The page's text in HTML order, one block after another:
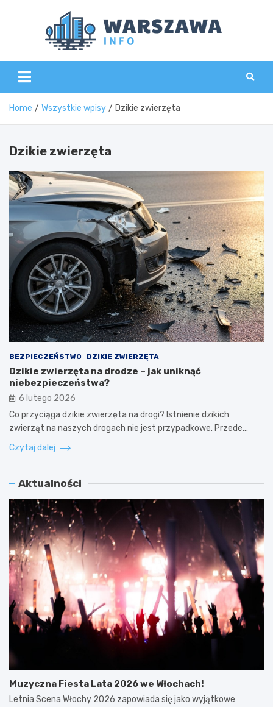
Home Wszystkie wpisy Dzikie zwierzęta
Dzikie zwierzęta
BEZPIECZEŃSTWO DZIKIE ZWIERZĘTA
Dzikie zwierzęta na drodze – jak uniknąć
niebezpieczeństwa?
6 lutego 2026
Co przyciąga dzikie zwierzęta na drogi? Istnienie dzikich
zwierząt na naszych drogach nie jest przypadkowe. Przede…
Czytaj dalej
Aktualności
Muzyczna Fiesta Lata 2026 we Włochach!
Letnia Scena Włochy 2026 zapowiada się jako wyjątkowe